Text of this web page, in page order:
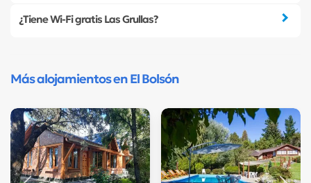
¿Tiene Wi-Fi gratis Las Grullas?
Más alojamientos en El Bolsón